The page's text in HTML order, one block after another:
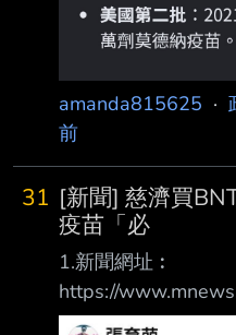
amanda815625 ·
前
31 [新聞] 慈濟買
疫苗「必
1.新聞網址︰
https://
2.新聞來源︰ 鏡新